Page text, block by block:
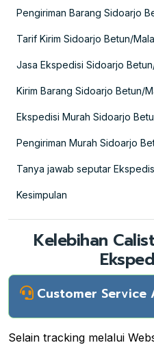
Pengiriman Barang Sidoarjo
Tarif Kirim Sidoarjo Betun/
Jasa Ekspedisi Sidoarjo
Kirim Barang Sidoarjo Betun/
Ekspedisi Murah Sidoarjo
Pengiriman Murah Sidoarjo
Tanya jawab seputar
Kesimpulan
Kelebihan
Customer Service
Selain tracking melalui